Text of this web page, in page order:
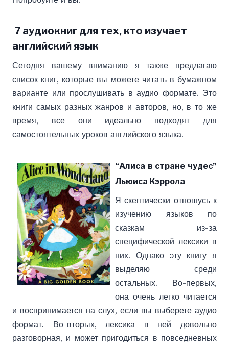
7 аудиокниг для тех, кто изучает
английский язык
Сегодня вашему вниманию я также предлагаю
список книг, которые вы можете читать в бумажном
варианте или прослушивать в аудио формате. Это
книги самых разных жанров и авторов, но, в то же
время, все они идеально подходят для
самостоятельных уроков английского языка.
“Алиса в стране чудес”
Льюиса Кэррола
Я скептически отношусь к
изучению языков по
сказкам из-за
специфической лексики в
них. Однако эту книгу я
выделяю среди
остальных. Во-первых,
она очень легко читается
и воспринимается на слух, если вы выберете аудио
формат. Во-вторых, лексика в ней довольно
разговорная, и может пригодиться в повседневных